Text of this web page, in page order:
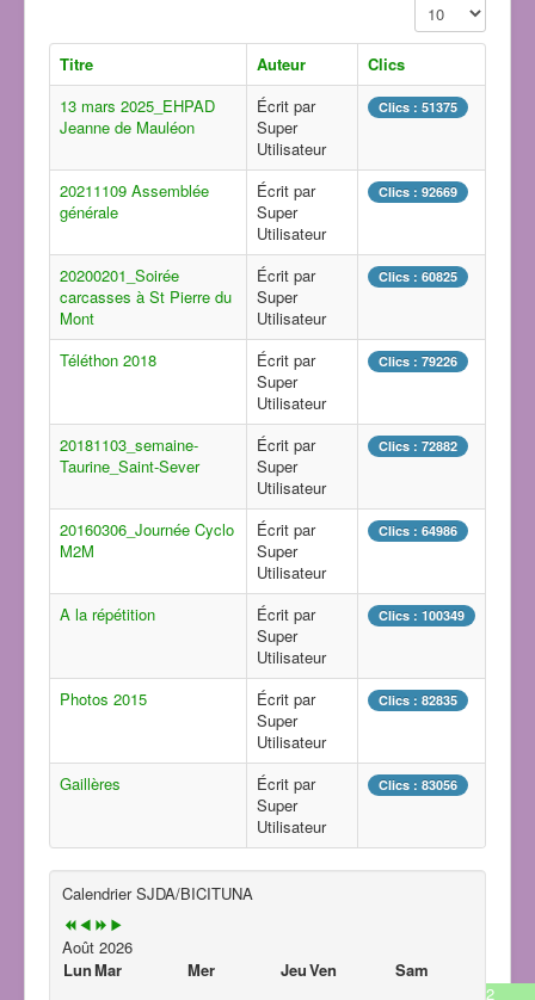
Affichage #
Titre Auteur
Clics
13 mars 2025_EHPAD
Jeanne de Mauléon
Écrit par
Super
Utilisateur
Clics : 51375
20211109 Assemblée
générale
Écrit par
Super
Utilisateur
Clics : 92669
20200201_Soirée
carcasses à St Pierre du
Mont
Écrit par
Super
Utilisateur
Clics : 60825
Téléthon 2018
Écrit par
Super
Utilisateur
Clics : 79226
20181103_semaine-
Taurine_Saint-Sever
Écrit par
Super
Utilisateur
Clics : 72882
20160306_Journée Cyclo
M2M
Écrit par
Super
Utilisateur
Clics : 64986
A la répétition
Écrit par
Super
Utilisateur
Clics : 100349
Photos 2015
Écrit par
Super
Utilisateur
Clics : 82835
Gaillères
Écrit par
Super
Utilisateur
Clics : 83056
Calendrier SJDA/BICITUNA
Août 2026
LunMar Mer JeuVen Sam
2